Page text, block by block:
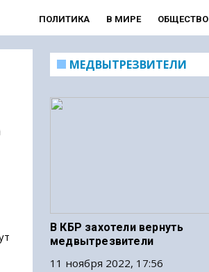
ПОЛИТИКА В МИРЕ ОБЩЕСТВО
МЕДВЫТРЕЗВИТЕЛИ
В КБР захотели вернуть
медвытрезвители
11 ноября 2022, 17:56